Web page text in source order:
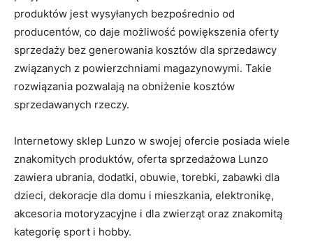
produktów jest wysyłanych bezpośrednio od
producentów, co daje możliwość powiększenia oferty
sprzedaży bez generowania kosztów dla sprzedawcy
związanych z powierzchniami magazynowymi. Takie
rozwiązania pozwalają na obniżenie kosztów
sprzedawanych rzeczy.
Internetowy sklep Lunzo w swojej ofercie posiada wiele
znakomitych produktów, oferta sprzedażowa Lunzo
zawiera ubrania, dodatki, obuwie, torebki, zabawki dla
dzieci, dekoracje dla domu i mieszkania, elektronikę,
akcesoria motoryzacyjne i dla zwierząt oraz znakomitą
kategorię sport i hobby.